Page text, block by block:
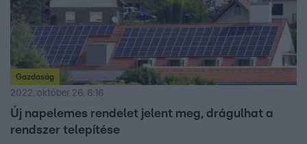
Gazdaság
2022. október 26. 6:16
Új napelemes rendelet jelent meg, drágulhat a
rendszer telepítése